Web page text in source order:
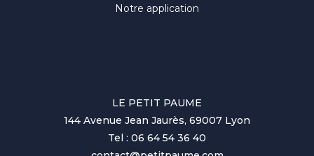
Notre application
LE PETIT PAUME
144 Avenue Jean Jaurès, 69007 Lyon
Tel : 06 64 54 36 40